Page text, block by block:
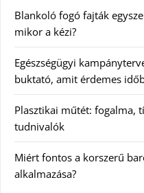
Blankoló fogó fajták
mikor a kézi?
Egészségügyi
buktató, amit érdemes
Plasztikai műtét: fogalma,
tudnivalók
Miért fontos a korszerű
alkalmazása?